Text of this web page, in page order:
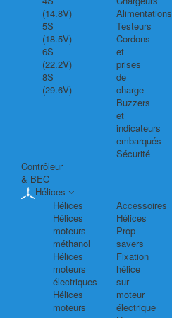
(14.8V)
5S
(18.5V)
6S
(22.2V)
8S
(29.6V)
Alimentations
Testeurs
Cordons
et
prises
de
charge
Buzzers
et
indicateurs
embarqués
Sécurité
Contrôleur
& BEC
Hélices
Hélices
Hélices
moteurs
méthanol
Hélices
moteurs
électriques
Hélices
moteurs
Accessoires
Hélices
Prop
savers
Fixation
hélice
sur
moteur
électrique